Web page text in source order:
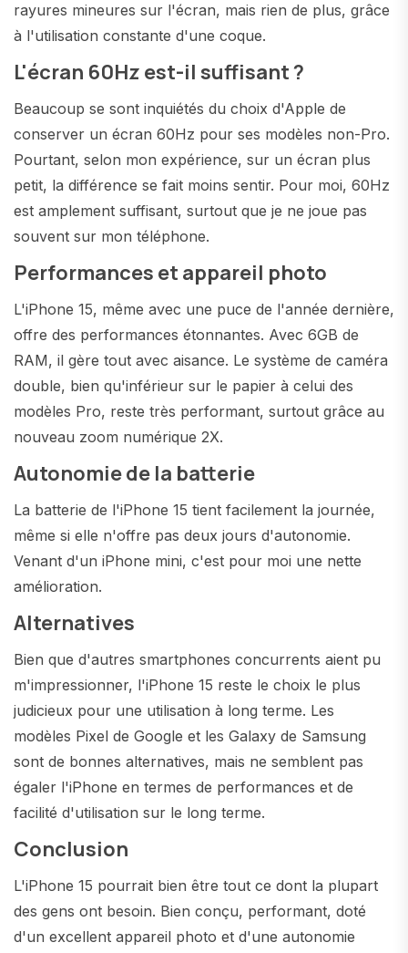
rayures mineures sur l'écran, mais rien de plus, grâce
à l'utilisation constante d'une coque.
L'écran 60Hz est-il suffisant ?
Beaucoup se sont inquiétés du choix d'Apple de
conserver un écran 60Hz pour ses modèles non-Pro.
Pourtant, selon mon expérience, sur un écran plus
petit, la différence se fait moins sentir. Pour moi, 60Hz
est amplement suffisant, surtout que je ne joue pas
souvent sur mon téléphone.
Performances et appareil photo
L'iPhone 15, même avec une puce de l'année dernière,
offre des performances étonnantes. Avec 6GB de
RAM, il gère tout avec aisance. Le système de caméra
double, bien qu'inférieur sur le papier à celui des
modèles Pro, reste très performant, surtout grâce au
nouveau zoom numérique 2X.
Autonomie de la batterie
La batterie de l'iPhone 15 tient facilement la journée,
même si elle n'offre pas deux jours d'autonomie.
Venant d'un iPhone mini, c'est pour moi une nette
amélioration.
Alternatives
Bien que d'autres smartphones concurrents aient pu
m'impressionner, l'iPhone 15 reste le choix le plus
judicieux pour une utilisation à long terme. Les
modèles Pixel de Google et les Galaxy de Samsung
sont de bonnes alternatives, mais ne semblent pas
égaler l'iPhone en termes de performances et de
facilité d'utilisation sur le long terme.
Conclusion
L'iPhone 15 pourrait bien être tout ce dont la plupart
des gens ont besoin. Bien conçu, performant, doté
d'un excellent appareil photo et d'une autonomie